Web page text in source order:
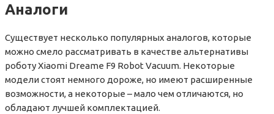
Аналоги
Существует несколько популярных аналогов, которые
можно смело рассматривать в качестве альтернативы
роботу Xiaomi Dreame F9 Robot Vacuum. Некоторые
модели стоят немного дороже, но имеют расширенные
возможности, а некоторые – мало чем отличаются, но
обладают лучшей комплектацией.